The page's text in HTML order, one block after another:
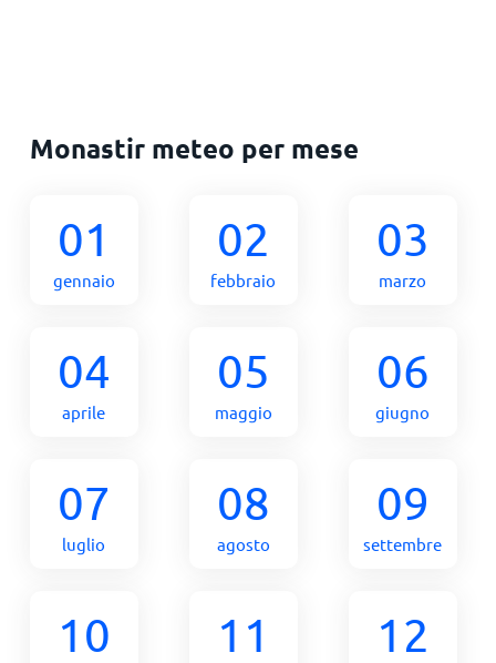
Monastir meteo per mese
01
gennaio
02
febbraio
03
marzo
04
aprile
05
maggio
06
giugno
07
luglio
08
agosto
09
settembre
10 11 12